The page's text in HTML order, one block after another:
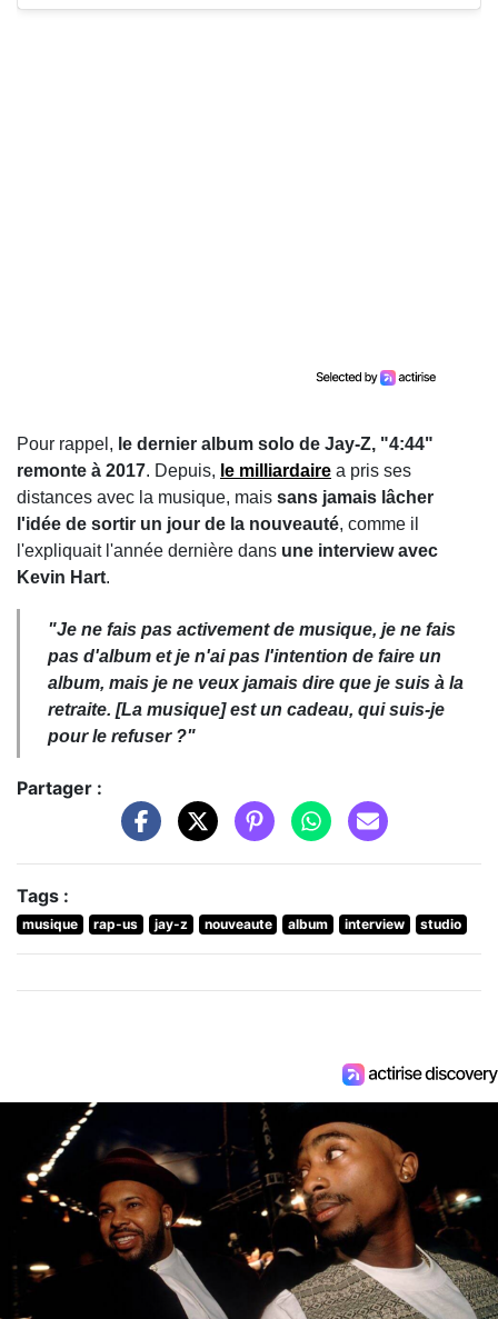
Pour rappel, le dernier album solo de Jay-Z, "4:44"
remonte à 2017. Depuis, le milliardaire a pris ses
distances avec la musique, mais sans jamais lâcher
l'idée de sortir un jour de la nouveauté, comme il
l'expliquait l'année dernière dans une interview avec
Kevin Hart.
"Je ne fais pas activement de musique, je ne fais
pas d'album et je n'ai pas l'intention de faire un
album, mais je ne veux jamais dire que je suis à la
retraite. [La musique] est un cadeau, qui suis-je
pour le refuser ?"
Partager :
Tags :
musique rap-us jay-z nouveaute album interview studio